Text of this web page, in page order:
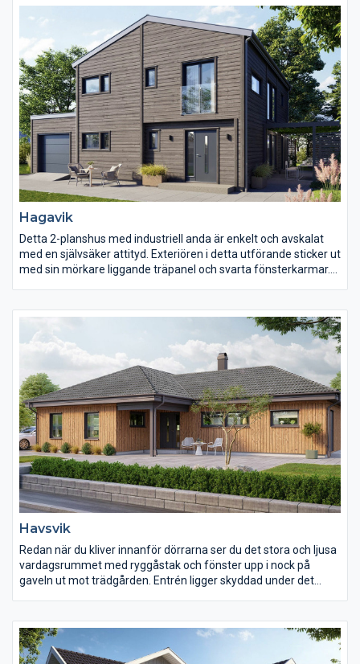
mycket generösa ytor.
Hagavik
Detta 2-planshus med industriell anda är enkelt och avskalat
med en självsäker attityd. Exteriören i detta utförande sticker ut
med sin mörkare liggande träpanel och svarta fönsterkarmar.
Havsvik
Redan när du kliver innanför dörrarna ser du det stora och ljusa
vardagsrummet med ryggåstak och fönster upp i nock på
gaveln ut mot trädgården. Entrén ligger skyddad under det
vardagsrummet via matplatsen. Det är ett ljust kök med gott
om förvaring. Huset har många sällskapsytor i förbindelse med
varandra som bjuder in till umgänge.